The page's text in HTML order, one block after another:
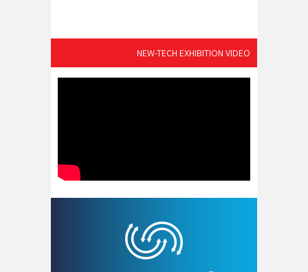
NEW-TECH EXHIBITION VIDEO